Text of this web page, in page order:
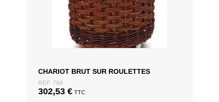
CHARIOT BRUT SUR ROULETTES
REF: 768
302,53 € TTC